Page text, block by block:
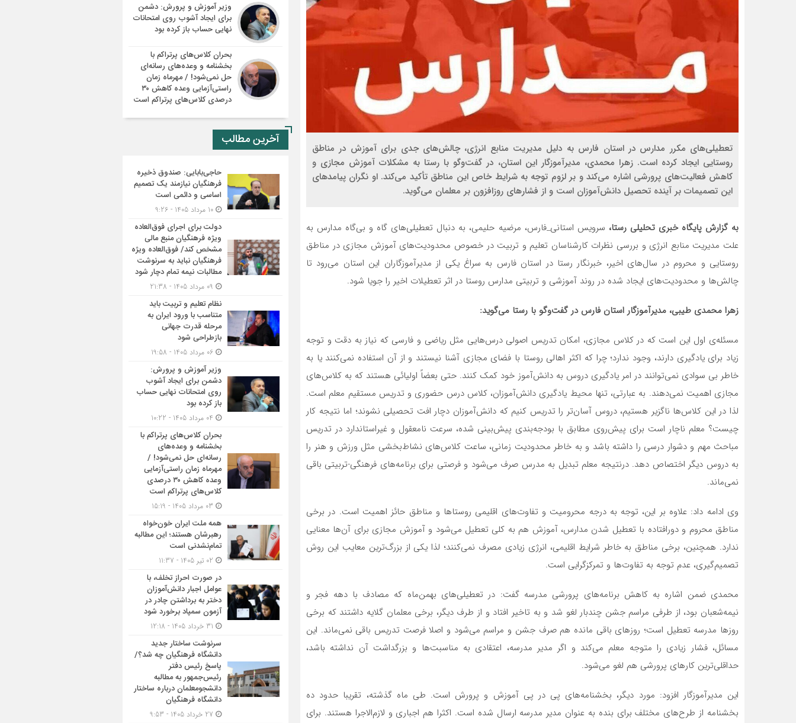
تعطیلی‌های مکرر مدارس در استان فارس به دلیل مدیریت منابع انرژی، چالش‌های جدی برای آموزش در مناطق
روستایی ایجاد کرده است. زهرا محمدی، مدیرآموزگار این استان، در گفت‌وگو با رستا به مشکلات آموزش مجازی و
کاهش فعالیت‌های پرورشی اشاره می‌کند و بر لزوم توجه به شرایط خاص این مناطق تأکید می‌کند. او نگران پیامدهای
این تصمیمات بر آینده تحصیل دانش‌آموزان است و از فشارهای روزافزون بر معلمان می‌گوید.
به گزارش پایگاه خبری تحلیلی رستا، سرویس استانی_فارس، مرضیه حلیمی، به دنبال تعطیلی‌های گاه و بی‌گاه مدارس به
علت مدیریت منابع انرژی و بررسی نظرات کارشناسان تعلیم و تربیت در خصوص محدودیت‌های آموزش مجازی در مناطق
روستایی و محروم در سال‌های اخیر، خبرنگار رستا در استان فارس به سراغ یکی از مدیرآموزگاران این استان می‌رود تا
چالش‌ها و محدودیت‌های ایجاد شده در روند آموزشی و تربیتی مدارس روستا در اثر تعطیلات اخیر را جویا شود.
زهرا محمدی طیبی، مدیرآموزگار استان فارس در گفت‌وگو با رستا می‌گوید:
مسئله‌ی اول این است که در کلاس مجازی، امکان تدریس اصولی درس‌هایی مثل ریاضی و فارسی که نیاز به دقت و توجه
زیاد برای یادگیری دارند، وجود ندارد؛ چرا که اکثر اهالی روستا با فضای مجازی آشنا نیستند و از آن استفاده نمی‌کنند یا به
خاطر بی سوادی نمی‌توانند در امر یادگیری دروس به دانش‌آموز خود کمک کنند. حتی بعضاً اولیائی هستند که به کلاس‌های
مجازی اهمیت نمی‌دهند. به عبارتی، تنها محیط یادگیری دانش‌آموزان، کلاس درس حضوری و تدریس مستقیم معلم است.
لذا در این کلاس‌ها ناگزیر هستیم، دروس آسان‌تر را تدریس کنیم که دانش‌آموزان دچار افت تحصیلی نشوند؛ اما نتیجه کار
چیست؟ معلم ناچار است برای پیش‌روی مطابق با بودجه‌بندی پیش‌بینی شده، سرعت نامعقول و غیراستاندارد در تدریس
مباحث مهم و دشوار درسی را داشته باشد و به خاطر محدودیت زمانی، ساعت کلاس‌های نشاط‌بخشی مثل ورزش و هنر را
به دروس دیگر اختصاص دهد. درنتیجه معلم تبدیل به مدرس صرف می‌شود و فرصتی برای برنامه‌های فرهنگی-تربیتی باقی
نمی‌ماند.
وی ادامه داد: علاوه بر این، توجه به درجه محرومیت و تفاوت‌های اقلیمی روستاها و مناطق حائز اهمیت است. در برخی
مناطق محروم و دورافتاده با تعطیل شدن مدارس، آموزش هم به کلی تعطیل می‌شود و آموزش مجازی برای آن‌ها معنایی
ندارد. همچنین، برخی مناطق به خاطر شرایط اقلیمی، انرژی زیادی مصرف نمی‌کنند؛ لذا یکی از بزرگ‌ترین معایب این روش
تصمیم‌گیری، عدم توجه به تفاوت‌ها و تمرکزگرایی است.
محمدی ضمن اشاره به کاهش برنامه‌های پرورشی مدرسه گفت: در تعطیلی‌های بهمن‌ماه که مصادف با دهه فجر و
نیمه‌شعبان بود، از طرفی مراسم جشن چندبار لغو شد و به تاخیر افتاد و از طرف دیگر، برخی معلمان گلایه داشتند که برخی‌
روز‌ها مدرسه تعطیل است؛ روزهای باقی مانده هم صرف جشن و مراسم می‌شود و اصلا فرصت تدریس باقی نمی‌ماند. این
مسائل، فشار زیادی را متوجه معلم می‌کند و اگر مدیر مدرسه، اعتقادی به مناسبت‌ها و بزرگداشت آن نداشته باشد،
حداقلی‌ترین کارهای پرورشی هم لغو می‌شود.
این مدیرآموزگار افزود: مورد دیگر، بخشنامه‌های پی در پی آموزش و پرورش است. طی ماه گذشته، تقریبا حدود ده
بخشنامه از طرح‌های مختلف برای بنده به عنوان مدیر مدرسه ارسال شده است. اکثرا هم اجباری و لازم‌الاجرا هستند. برای
وزیر آموزش و پرورش: دشمن
برای ایجاد آشوب روی امتحانات
نهایی حساب باز کرده بود
بحران کلاس‌های پرتراکم با
بخشنامه و وعده‌های رسانه‌ای
حل نمی‌شود! / مهرماه زمان
راستی‌آزمایی وعده کاهش ۳۰
درصدی کلاس‌های پرتراکم است
آخرین مطالب
حاجی‌بابایی: صندوق ذخیره
فرهنگیان نیازمند یک تصمیم
اساسی و دائمی است
دولت برای اجرای فوق‌العاده
ویژه فرهنگیان منبع مالی
مشخص کند/ فوق‌العاده ویژه
فرهنگیان نباید به سرنوشت
مطالبات نیمه‌ تمام دچار شود
نظام تعلیم و تربیت باید
متناسب با ورود ایران به
مرحله قدرت جهانی
بازطراحی شود
وزیر آموزش و پرورش:
دشمن برای ایجاد آشوب
روی امتحانات نهایی حساب
باز کرده بود
بحران کلاس‌های پرتراکم با
بخشنامه و وعده‌های
رسانه‌ای حل نمی‌شود! /
مهرماه زمان راستی‌آزمایی
وعده کاهش ۳۰ درصدی
کلاس‌های پرتراکم است
همه ملت ایران خون‌خواه
رهبرشان هستند؛ این مطالبه
تمام‌نشدنی است
در صورت احراز تخلف، با
عوامل اجبار دانش‌آموزان
دختر به برداشتن چادر در
آزمون سمپاد برخورد شود
سرنوشت ساختار جدید
دانشگاه فرهنگیان چه شد؟/
پاسخ رئیس دفتر
رئیس‌جمهور به مطالبه
دانشجومعلمان درباره ساختار
دانشگاه فرهنگیان